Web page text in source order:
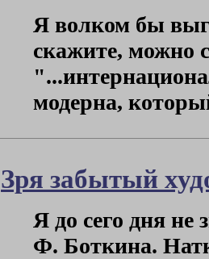
Я волком бы
скажите, можно
модерна,
Зря забытый
Я до сего дня не
Ф. Боткина.